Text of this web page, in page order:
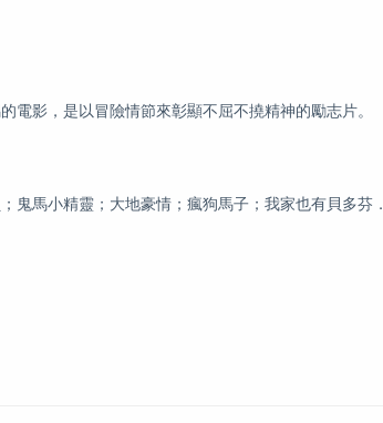
電影，是以冒險情節來彰顯不屈不撓精神的勵志片。
鬼馬小精靈；大地豪情；瘋狗馬子；我家也有貝多芬．